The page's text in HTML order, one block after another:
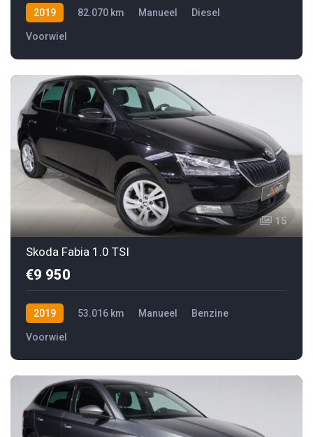
2019 82.070 km Manueel Diesel
Voorwiel
15
Skoda Fabia 1.0 TSI
€9 950
2019 53.016 km Manueel Benzine
Voorwiel